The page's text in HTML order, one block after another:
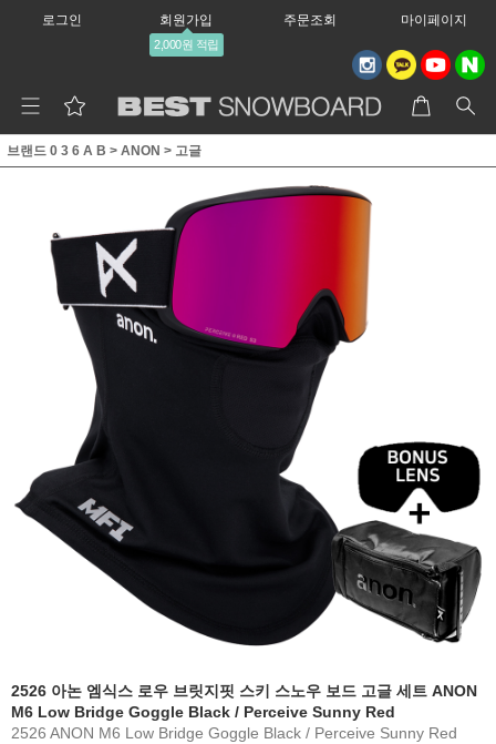
로그인 회원가입
2,000원 적립
주문조회 마이페이지
브랜드 0 3 6 A B > ANON > 고글
2526 아논 엠식스 로우 브릿지핏 스키 스노우 보드 고글 세트 ANON
M6 Low Bridge Goggle Black / Perceive Sunny Red
2526 ANON M6 Low Bridge Goggle Black / Perceive Sunny Red